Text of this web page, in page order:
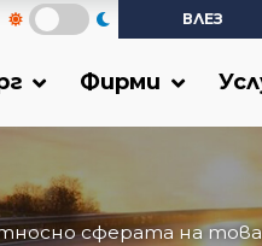
ВЛЕЗ
Фирми
сферата на